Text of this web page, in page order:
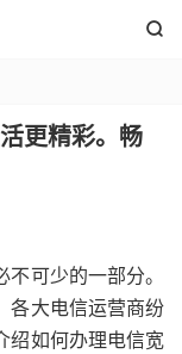

更精彩。畅
可少的一部分。
各大电信运营商纷
绍如何办理电信宽